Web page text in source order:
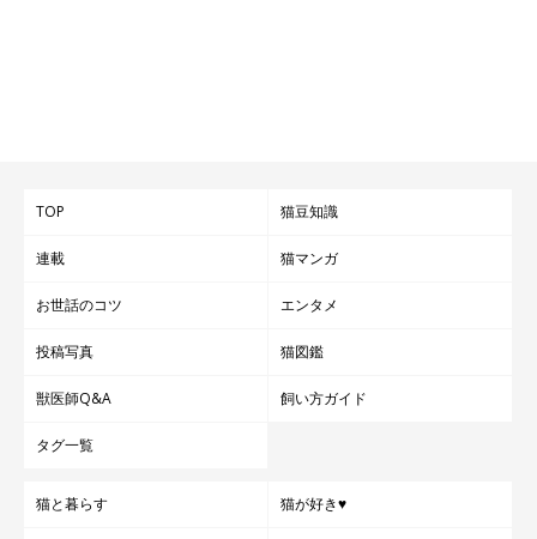
石田ようこ犬と猫の歯科クリニック
TOP 猫豆知識
連載 猫マンガ
お世話のコツ エンタメ
投稿写真 猫図鑑
獣医師Q&A 飼い方ガイド
タグ一覧
猫と暮らす 猫が好き♥